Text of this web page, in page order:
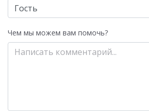
Чем мы можем вам помочь?